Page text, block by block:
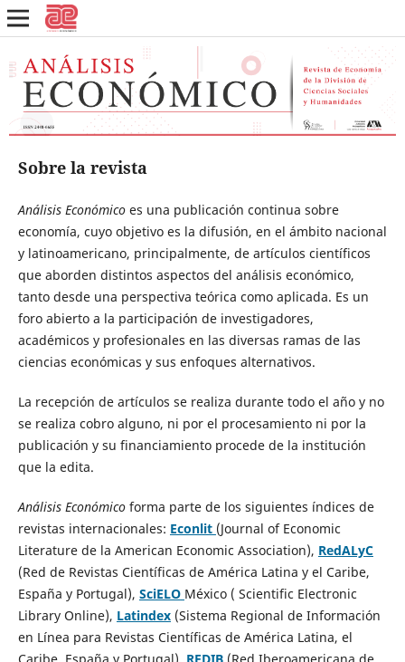
Sobre la revista
Análisis Económicoes una publicación continua sobre
economía, cuyo objetivo es la difusión, en el ámbito nacional
y latinoamericano, principalmente, de artículos científicos
que aborden distintos aspectos del análisis económico,
tanto desde una perspectiva teórica como aplicada. Es un
foro abierto a la participación de investigadores,
académicos y profesionales en las diversas ramas de las
ciencias económicas y sus enfoques alternativos.
La recepción de artículos se realiza durante todo el año y no
se realiza cobro alguno, ni por el procesamiento ni por la
publicación y su financiamiento procede de la institución
que la edita.
Análisis Económicoforma parte de los siguientes índices de
revistas internacionales: Econlit (Journal of Economic
Literature de la American Economic Association), RedALyC
(Red de Revistas Científicas de América Latina y el Caribe,
España y Portugal), SciELO México ( Scientific Electronic
Library Online), Latindex(Sistema Regional de Información
en Línea para Revistas Científicas de América Latina, el